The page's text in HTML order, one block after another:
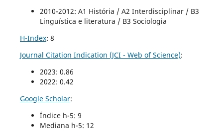
2010-2012: A1 História / A2 Interdisciplinar / B3
Linguística e literatura / B3 Sociologia
H-Index: 8
Journal Citation Indication (JCI - Web of Science):
2023: 0.86
2022: 0.42
Google Scholar:
Índice h-5: 9
Mediana h-5: 12